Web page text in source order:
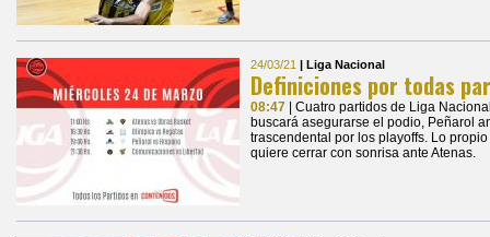
24/03/21 | Liga Nacional
Definiciones por todas
08:47
| Cuatro partidos de Liga
buscará asegurarse el podio, Peñarol
trascendental por los playoffs. Lo
quiere cerrar con sonrisa ante Atenas.